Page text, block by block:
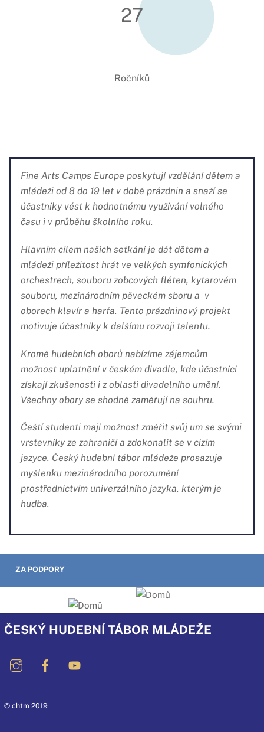
27
Ročníků
Fine Arts Camps Europe poskytují vzdělání dětem a
mládeži od 8 do 19 let v době prázdnin a snaží se
účastníky vést k hodnotnému využívání volného
času i v průběhu školního roku.
Hlavním cílem našich setkání je dát dětem a
mládeži příležitost hrát ve velkých symfonických
orchestrech, souboru zobcových fléten, kytarovém
souboru, mezinárodním pěveckém sboru a v
oborech klavír a harfa. Tento prázdninový projekt
motivuje účastníky k dalšímu rozvoji talentu.
Kromě hudebních oborů nabízíme zájemcům
možnost uplatnění v českém divadle, kde účastníci
získají zkušenosti i z oblasti divadelního umění.
Všechny obory se shodně zaměřují na souhru.
Čeští studenti mají možnost změřit svůj um se svými
vrstevníky ze zahraničí a zdokonalit se v cizím
jazyce. Český hudební tábor mládeže prosazuje
myšlenku mezinárodního porozumění
prostřednictvím univerzálního jazyka, kterým je
hudba.
ZA PODPORY
ČESKÝ HUDEBNÍ TÁBOR MLÁDEŽE
© chtm 2019